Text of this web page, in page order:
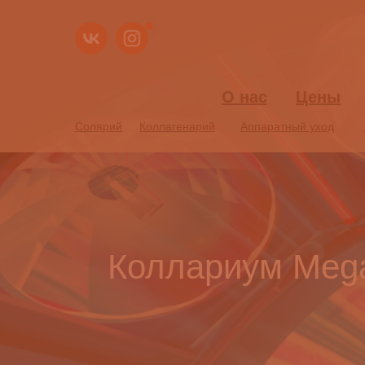
Цены
Цены
О нас
О нас
Солярий Коллагенарий Аппаратный уход
Аппаратный уход
Коллагенарий
Солярий
Коллариум